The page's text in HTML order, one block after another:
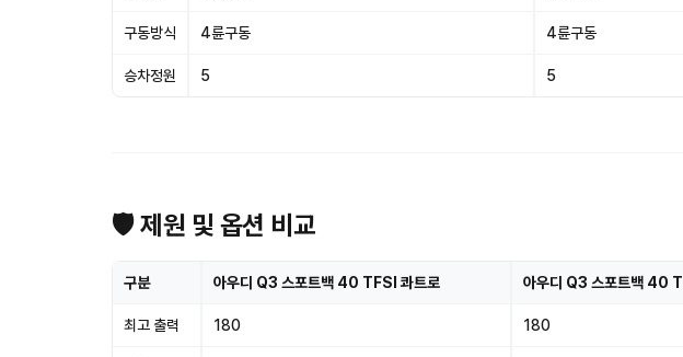
구동방식 4륜구동 4륜구동
승차정원 5 5
🛡 제원 및 옵션 비교
구분 아우디 Q3 스포트백 40 TFSI 콰트로 아우디 Q3 스포트백 40
최고 출력 180 180